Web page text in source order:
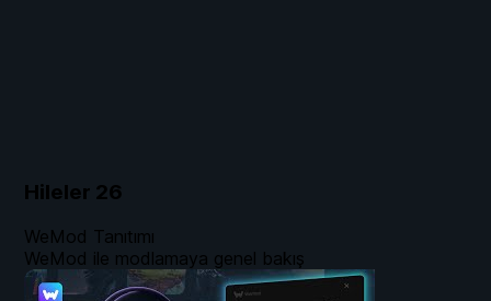
Hileler 26
WeMod Tanıtımı
WeMod ile modlamaya genel bakış